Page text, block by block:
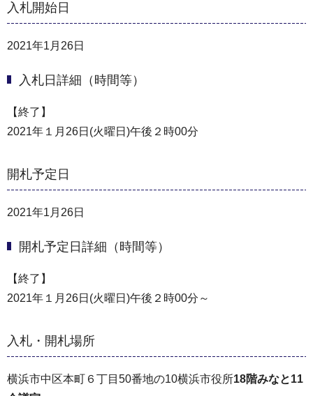
入札開始日
2021年1月26日
入札日詳細（時間等）
【終了】
2021年１月26日(火曜日)午後２時00分
開札予定日
2021年1月26日
開札予定日詳細（時間等）
【終了】
2021年１月26日(火曜日)午後２時00分～
入札・開札場所
横浜市中区本町６丁目50番地の10横浜市役所18階みなと11